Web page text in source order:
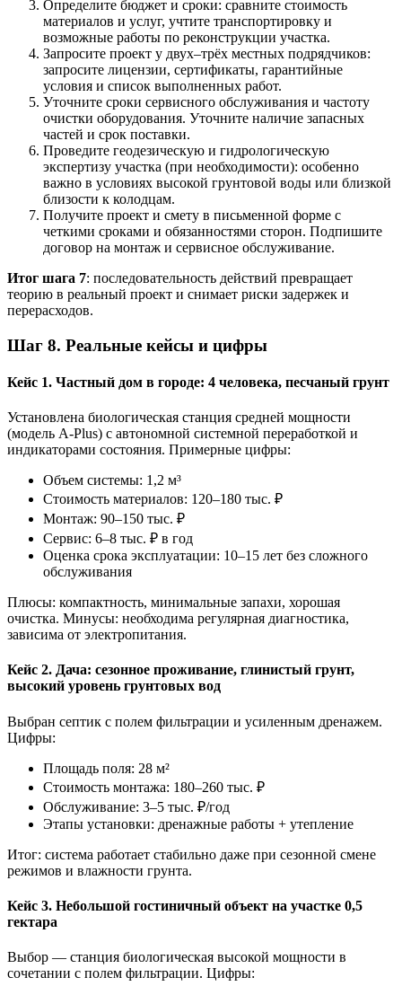
Определите бюджет и сроки: сравните стоимость
материалов и услуг, учтите транспортировку и
возможные работы по реконструкции участка.
Запросите проект у двух–трёх местных подрядчиков:
запросите лицензии, сертификаты, гарантийные
условия и список выполненных работ.
Уточните сроки сервисного обслуживания и частоту
очистки оборудования. Уточните наличие запасных
частей и срок поставки.
Проведите геодезическую и гидрологическую
экспертизу участка (при необходимости): особенно
важно в условиях высокой грунтовой воды или близкой
близости к колодцам.
Получите проект и смету в письменной форме с
четкими сроками и обязанностями сторон. Подпишите
договор на монтаж и сервисное обслуживание.
Итог шага 7: последовательность действий превращает
теорию в реальный проект и снимает риски задержек и
перерасходов.
Шаг 8. Реальные кейсы и цифры
Кейс 1. Частный дом в городе: 4 человека, песчаный грунт
Установлена биологическая станция средней мощности
(модель A-Plus) с автономной системной переработкой и
индикаторами состояния. Примерные цифры:
Объем системы: 1,2 м³
Стоимость материалов: 120–180 тыс. ₽
Монтаж: 90–150 тыс. ₽
Сервис: 6–8 тыс. ₽ в год
Оценка срока эксплуатации: 10–15 лет без сложного
обслуживания
Плюсы: компактность, минимальные запахи, хорошая
очистка. Минусы: необходима регулярная диагностика,
зависима от электропитания.
Кейс 2. Дача: сезонное проживание, глинистый грунт,
высокий уровень грунтовых вод
Выбран септик с полем фильтрации и усиленным дренажем.
Цифры:
Площадь поля: 28 м²
Стоимость монтажа: 180–260 тыс. ₽
Обслуживание: 3–5 тыс. ₽/год
Этапы установки: дренажные работы + утепление
Итог: система работает стабильно даже при сезонной смене
режимов и влажности грунта.
Кейс 3. Небольшой гостиничный объект на участке 0,5
гектара
Выбор — станция биологическая высокой мощности в
сочетании с полем фильтрации. Цифры: